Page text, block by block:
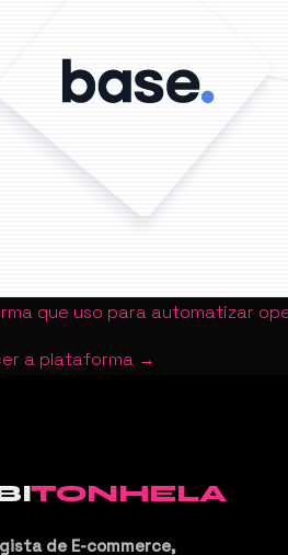
que uso para automatizar
a plataforma →
TONHELA
de E-commerce,